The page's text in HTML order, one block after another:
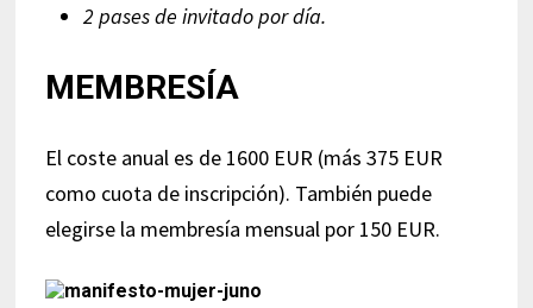
2 pases de invitado por día.
MEMBRESÍA
El coste anual es de 1600 EUR (más 375 EUR
como cuota de inscripción). También puede
elegirse la membresía mensual por 150 EUR.